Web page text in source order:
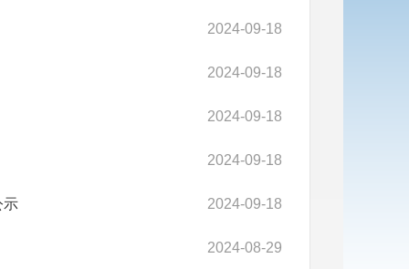
2024-09-18
2024-09-18
2024-09-18
2024-09-18
2024-09-18
示
2024-08-29